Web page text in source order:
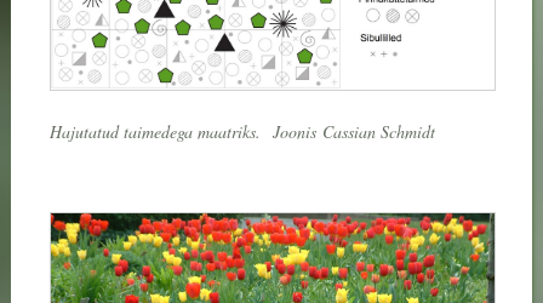
Hajutatud taimedega maatriks. Joonis Cassian Schmidt